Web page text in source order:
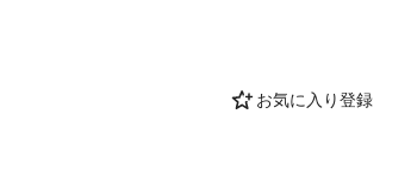
お気に入り登録